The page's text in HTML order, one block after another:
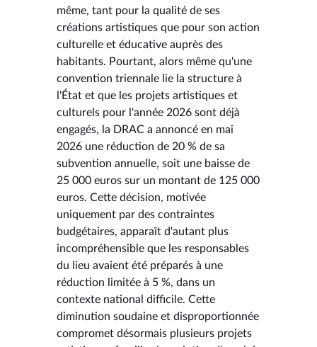
même, tant pour la qualité de ses
créations artistiques que pour son action
culturelle et éducative auprès des
habitants. Pourtant, alors même qu'une
convention triennale lie la structure à
l'État et que les projets artistiques et
culturels pour l'année 2026 sont déjà
engagés, la DRAC a annoncé en mai
2026 une réduction de 20 % de sa
subvention annuelle, soit une baisse de
25 000 euros sur un montant de 125 000
euros. Cette décision, motivée
uniquement par des contraintes
budgétaires, apparaît d'autant plus
incompréhensible que les responsables
du lieu avaient été préparés à une
réduction limitée à 5 %, dans un
contexte national difficile. Cette
diminution soudaine et disproportionnée
compromet désormais plusieurs projets